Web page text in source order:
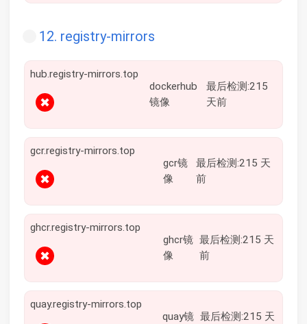
12. registry-mirrors
hub.registry-mirrors.top
✖
dockerhub
镜像
最后检测:215
天前
gcr.registry-mirrors.top
✖
gcr镜
像
最后检测:215 天
前
ghcr.registry-mirrors.top
✖
ghcr镜
像
最后检测:215 天
前
quay.registry-mirrors.top
quay镜 最后检测:215 天